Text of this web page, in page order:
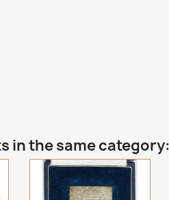
in the same category: